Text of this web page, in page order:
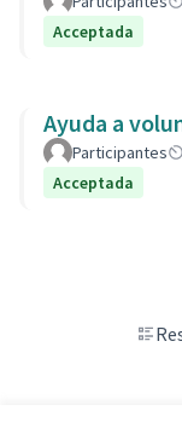
Acceptada
Ayuda a
Participantes
Acceptada